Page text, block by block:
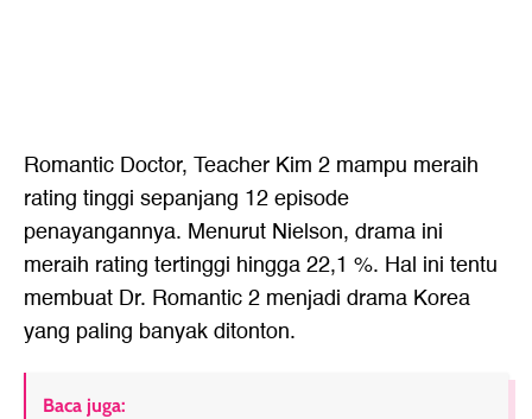
Romantic Doctor, Teacher Kim 2 mampu meraih
rating tinggi sepanjang 12 episode
penayangannya. Menurut Nielson, drama ini
meraih rating tertinggi hingga 22,1 %. Hal ini tentu
membuat Dr. Romantic 2 menjadi drama Korea
yang paling banyak ditonton.
Baca juga: